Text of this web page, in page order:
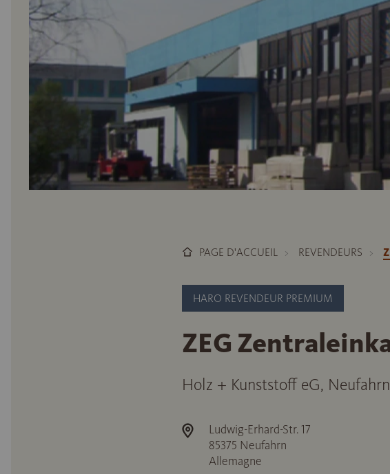
PAGE D'ACCUEIL REVENDEURS
HARO REVENDEUR PREMIUM
ZEG
Holz + Kunststoff eG, Neufahrn
Ludwig-Erhard-Str. 17
85375 Neufahrn
Allemagne